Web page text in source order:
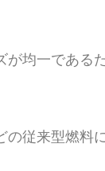
均一である
従来型燃料